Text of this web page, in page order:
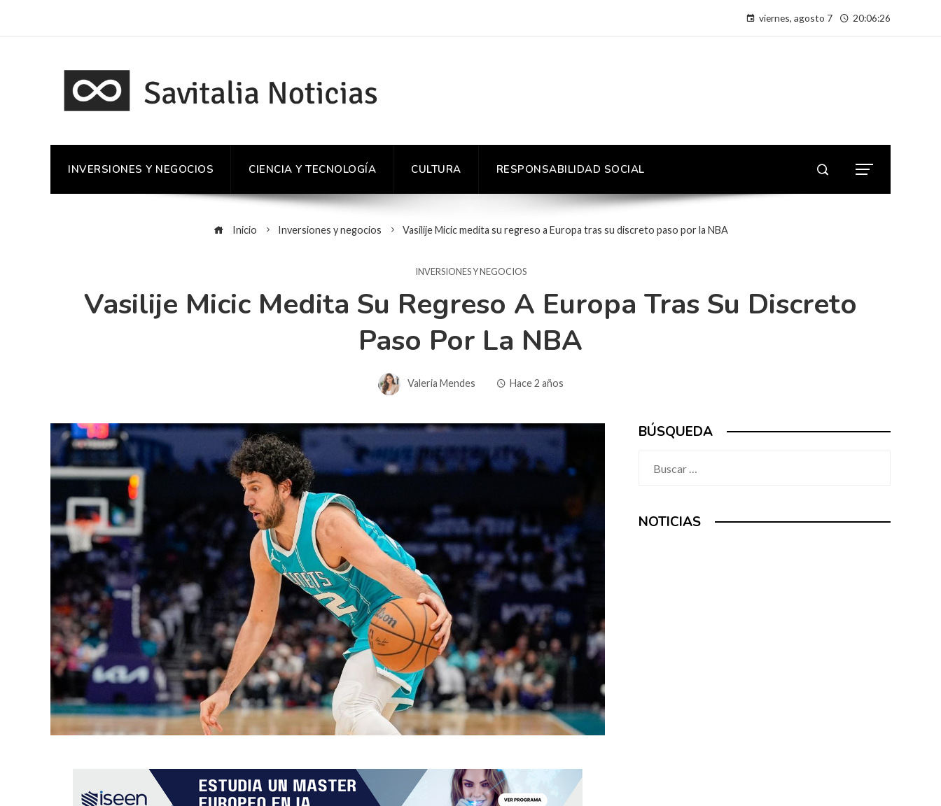
viernes, agosto 7 20:06:27
INVERSIONES Y NEGOCIOS CIENCIA Y TECNOLOGÍA CULTURA RESPONSABILIDAD SOCIAL
Inicio Inversiones y negocios Vasilije Micic medita su regreso a Europa tras su discreto paso por la NBA
INVERSIONES Y NEGOCIOS
Vasilije Micic Medita Su Regreso A Europa Tras Su Discreto
Paso Por La NBA
Valeria Mendes Hace 2 años
BÚSQUEDA
NOTICIAS